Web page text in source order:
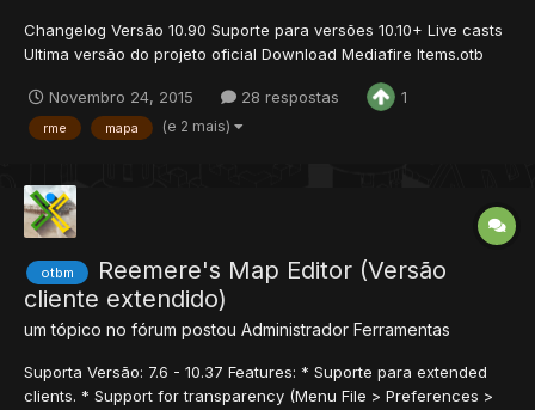
Changelog Versão 10.90 Suporte para versões 10.10+ Live casts
Ultima versão do projeto oficial Download Mediafire Items.otb
Novembro 24, 2015
28 respostas 1
rme mapa (e 2 mais)
otbm
Reemere's Map Editor (Versão
cliente extendido)
um tópico no fórum postou Administrador Ferramentas
Suporta Versão: 7.6 - 10.37 Features: * Suporte para extended
clients. * Support for transparency (Menu File > Preferences >